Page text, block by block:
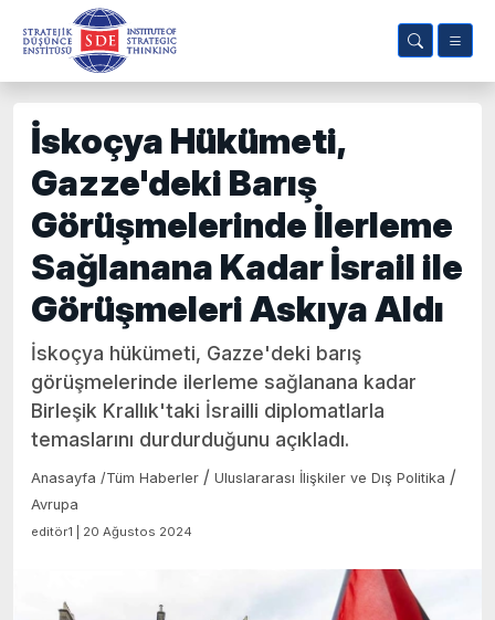
İskoçya Hükümeti,
Gazze'deki Barış
Görüşmelerinde İlerleme
Sağlanana Kadar İsrail ile
Görüşmeleri Askıya Aldı
İskoçya hükümeti, Gazze'deki barış
görüşmelerinde ilerleme sağlanana kadar
Birleşik Krallık'taki İsrailli diplomatlarla
temaslarını durdurduğunu açıkladı.
Anasayfa /Tüm Haberler / Uluslararası İlişkiler ve Dış Politika /
Avrupa
editör1 | 20 Ağustos 2024